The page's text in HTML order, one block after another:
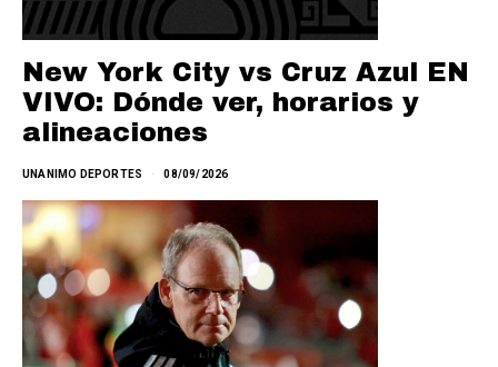
New York City vs Cruz Azul EN
VIVO: Dónde ver, horarios y
alineaciones
UNANIMO DEPORTES 08/09/2026